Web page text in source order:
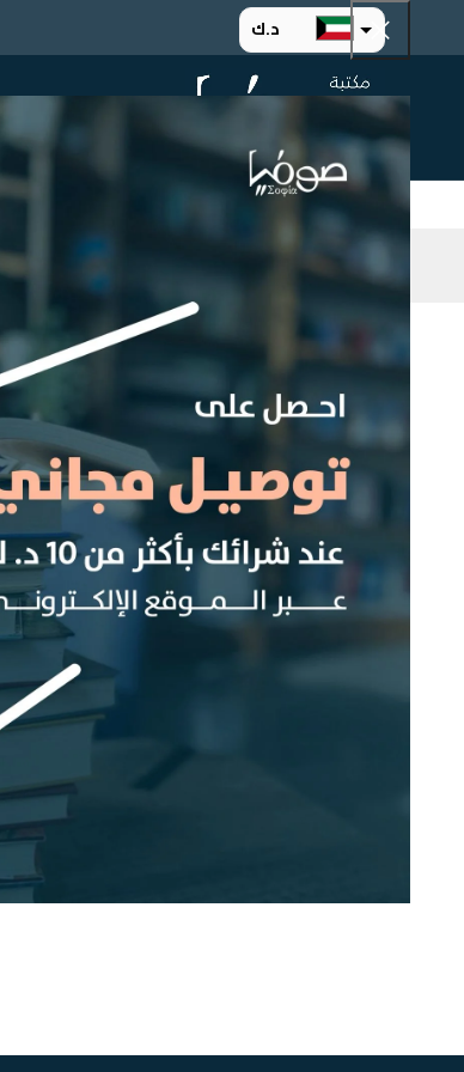
د.ك
د.إ
ر.ق
التصنيف
Select a category
اسم المؤلف
Any اسم المؤلف
دار النشر